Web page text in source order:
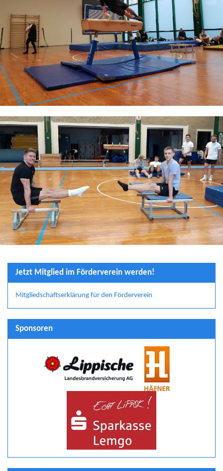
Jetzt Mitglied im Förderverein werden!
Mitgliedschaftserklärung für den Förderverein
Sponsoren